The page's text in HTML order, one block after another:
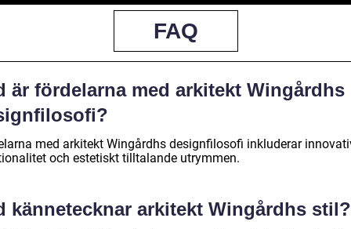
FAQ
är fördelarna med arkitekt Wingårdhs
med arkitekt Wingårdhs designfilosofi inkluderar
och estetiskt tilltalande utrymmen.
kännetecknar arkitekt Wingårdhs stil?